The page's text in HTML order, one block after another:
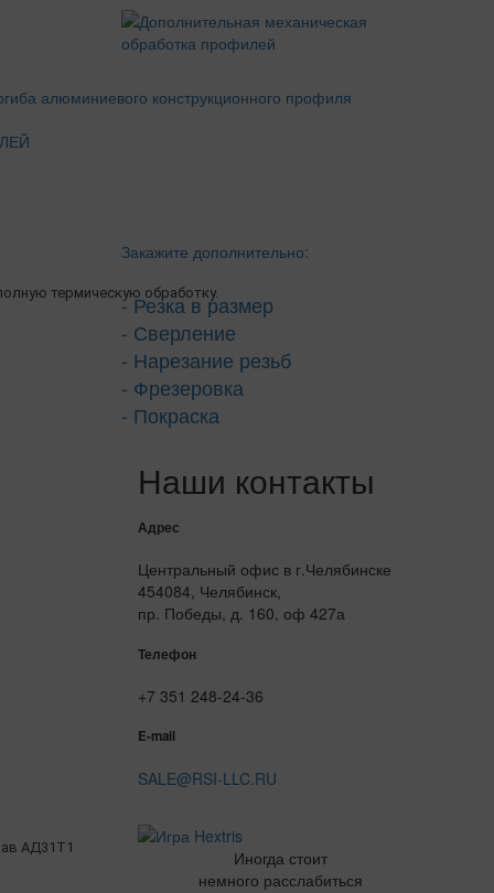
термическую обработку.
АД31Т1
Закажите дополнительно:
- Резка в размер
- Сверление
- Нарезание резьб
- Фрезеровка
- Покраска
Наши контакты
Адрес
Центральный офис в г.Челябинске
454084, Челябинск,
пр. Победы, д. 160, оф 427а
Телефон
+7 351 248-24-36
E-mail
SALE@RSI-LLC.RU
Иногда стоит
немного расслабиться